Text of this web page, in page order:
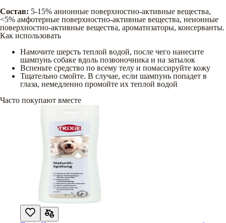
Состав: 5-15% анионные поверхностно-активные вещества,
<5% амфотерные поверхностно-активные вещества, неионные
поверхностно-активные вещества, ароматизаторы, консерванты.
Как использовать
Намочите шерсть теплой водой, после чего нанесите
шампунь собаке вдоль позвоночника и на затылок
Вспеньте средство по всему телу и помассируйте кожу
Тщательно смойте. В случае, если шампунь попадет в
глаза, немедленно промойте их теплой водой
Часто покупают вместе